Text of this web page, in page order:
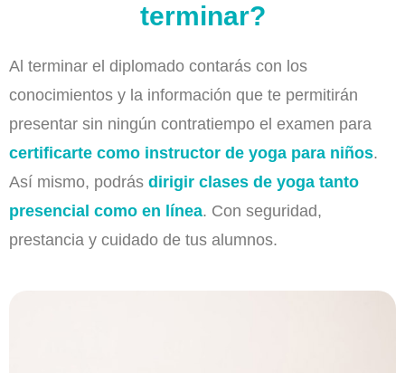
terminar?
Al terminar el diplomado contarás con los
conocimientos y la información que te permitirán
presentar sin ningún contratiempo el examen para
certificarte como instructor de yoga para niños.
Así mismo, podrás dirigir clases de yoga tanto
presencial como en línea. Con seguridad,
prestancia y cuidado de tus alumnos.